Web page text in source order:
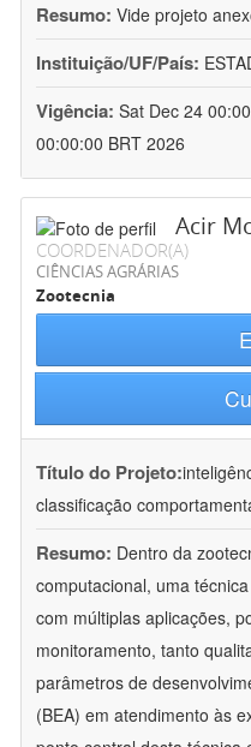
Resumo: Vide projeto
Instituição/UF/País:
Vigência: Sat Dec 24
00:00:00 BRT 2026
Acir
COORDENADOR(A)
CIÊNCIAS AGRÁRIAS
Zootecnia
Título do Projeto:
classificação
Resumo: Dentro da
computacional, uma
com múltiplas aplicações,
monitoramento, tanto
parâmetros de
(BEA) em atendimento às